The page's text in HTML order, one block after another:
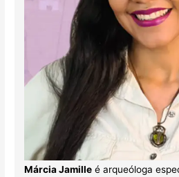
Márcia Jamilleé arqueóloga